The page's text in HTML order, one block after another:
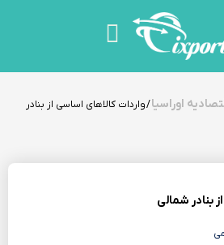
اوراسیا/ واردات کالاهای اساسی از بنادر
بنادر شمالی